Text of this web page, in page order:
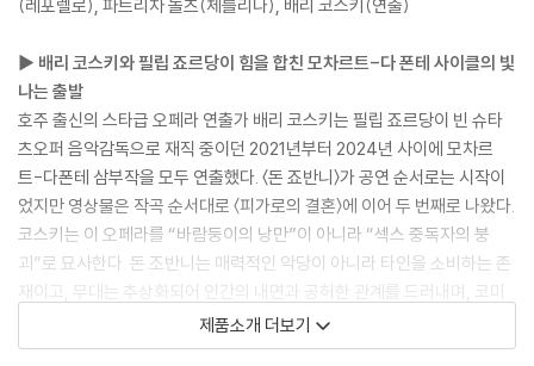
(레포렐로), 파트리차 놀츠(체를리나), 배리 코스키(연출)
▶ 배리 코스키와 필립 죠르당이 힘을 합친 모차르트-다 폰테 사이클의 빛
나는 출발
호주 출신의 스타급 오페라 연출가 배리 코스키는 필립 죠르당이 빈 슈타
츠오퍼 음악감독으로 재직 중이던 2021년부터 2024년 사이에 모차르
트-다폰테 삼부작을 모두 연출했다. 〈돈 죠반니〉가 공연 순서로는 시작이
었지만 영상물은 작곡 순서대로 〈피가로의 결혼〉에 이어 두 번째로 나왔다.
코스키는 이 오페라를 “바람둥이의 낭만”이 아니라 “섹스 중독자의 붕
괴”로 묘사한다. 돈 조반니는 매력적인 악당이 아니라 타인을 소비하는 존
재이고, 무대는 추상화되어 인간의 내면과 공허한 관계를 드러내며, 코미
디는 점점 불편한 잔혹함으로, 피날레는 도덕적 심판보다 자기 파괴로 읽
힌다. 출연자들은 가사의 의미를 깊이 파헤친 세밀한 연기와 가창을 펼치
제품소개 더보기